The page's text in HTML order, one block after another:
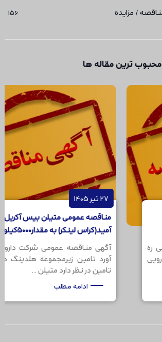
/ مزایده 156
محبوب ترین مقاله ها
مناقصه عمومی متیلن بیس آکریل
آمید(کراس لینکر) به مقدار5000کیلوگرم
آگهی مناقصه عمومی شرکت دارویی ره
آورد تامین زیرمجموعه هلدینگ دارویی
تامین در نظر دارد متیلن ...
ادامه مطلب